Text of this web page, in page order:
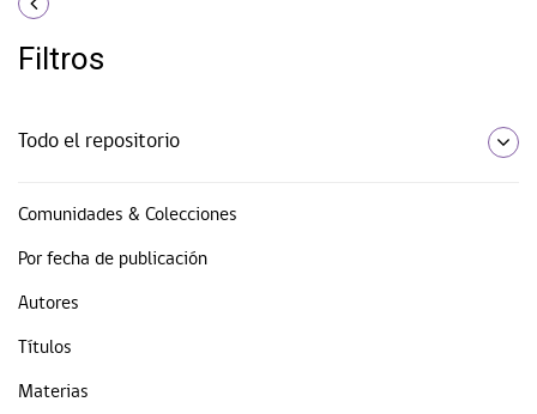
Filtros
Todo el repositorio
Comunidades & Colecciones
Por fecha de publicación
Autores
Títulos
Materias